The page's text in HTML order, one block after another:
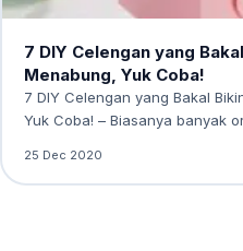
7 DIY Celengan yang
Menabung, Yuk Coba!
7 DIY Celengan yang Bakal
Yuk Coba! – Biasanya banyak
25 Dec 2020